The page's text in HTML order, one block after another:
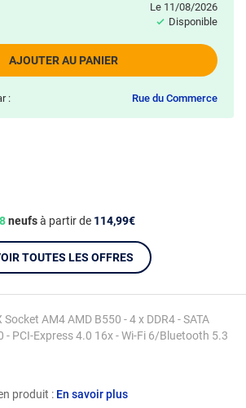
produit : En savoir plus
AM4 AMD B550 - 4 x DDR4 - SATA
- PCI-Express 4.0 16x - Wi-Fi 6/Bluetooth 5.3
AJOUTER AU PANIER
le 11/08/2026
Disponible
: Rue du Commerce
neufsà partir de 114,99€
TOUTES LES OFFRES